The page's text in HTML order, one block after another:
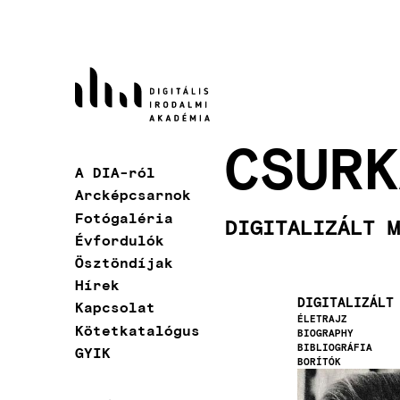
Fő
navigáció
A DIA-ról
Arcképcsarnok
Fotógaléria
Évfordulók
Ösztöndíjak
Hírek
Kapcsolat
Kötetkatalógus
GYIK
Kép
DIGITALIZÁLT
ÉLETRAJZ
BIOGRAPHY
BIBLIOGRÁFIA
BORÍTÓK
DIGITALIZÁLT